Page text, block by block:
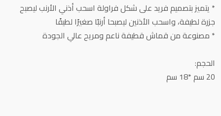
* يتميز بتصميم فريد على شكل فراولة اسحب أذني الأرنب ليصبح
جزرة لطيفة، واسحب الأذنين ليصبحا أرنبًا صغيرًا لطيفًا
* مصنوعة من قماش قطيفة ناعم ومريح عالي الجودة
الحجم:
20 سم *18 سم